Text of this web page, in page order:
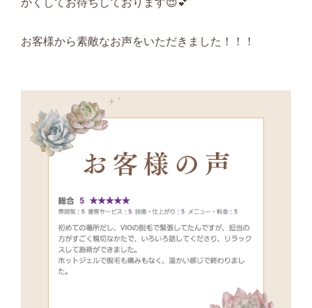
かくしてお待ちしております😌💕
お客様から素敵なお声をいただきました！！！